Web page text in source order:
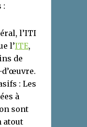
:
l’ITI
l’ITE,
de
: Les
à
sont
atout